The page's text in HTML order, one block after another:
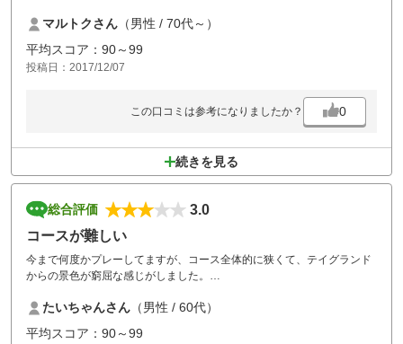
マルトクさん （男性 / 70代～）
平均スコア：90～99
投稿日：2017/12/07
この口コミは参考になりましたか？ 0
続きを見る
総合評価
3.0
コースが難しい
今まで何度かプレーしてますが、コース全体的に狭くて、テイグランド
からの景色が窮屈な感じがしました。
たいちゃんさん （男性 / 60代）
平均スコア：90～99